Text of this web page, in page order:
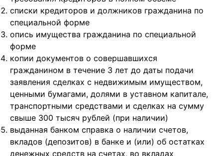
списки кредиторов и должников гражданина по
специальной форме
опись имущества гражданина по специальной
форме
копии документов о совершавшихся
гражданином в течение 3 лет до даты подачи
заявления сделках с недвижимым имуществом,
ценными бумагами, долями в уставном капитале,
транспортными средствами и сделках на сумму
свыше 300 тысяч рублей (при наличии)
выданная банком справка о наличии счетов,
вкладов (депозитов) в банке и (или) об остатках
денежных средств на счетах, во вкладах